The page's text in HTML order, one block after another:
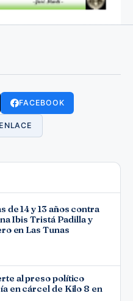
FACEBOOK
de 14 y 13 años contra
Ibis Tristá Padilla y
en Las Tunas
al preso político
en cárcel de Kilo 8 en